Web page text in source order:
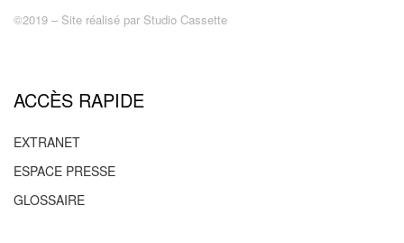
©2019 – Site réalisé par Studio Cassette
ACCÈS RAPIDE
EXTRANET
ESPACE PRESSE
GLOSSAIRE